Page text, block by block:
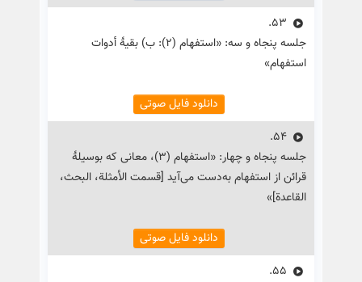
53.
جلسه پنجاه و سه: «استفهام (۲): ب) بقیهٔ أدوات
استفهام»
دانلود فایل صوتی
54.
جلسه پنجاه و چهار: «استفهام (۳)، معانی که بوسیلهٔ
قرائن از استفهام به‌دست می‌آید [قسمت الأمثلة، البحث،
القاعدة]»
دانلود فایل صوتی
55.